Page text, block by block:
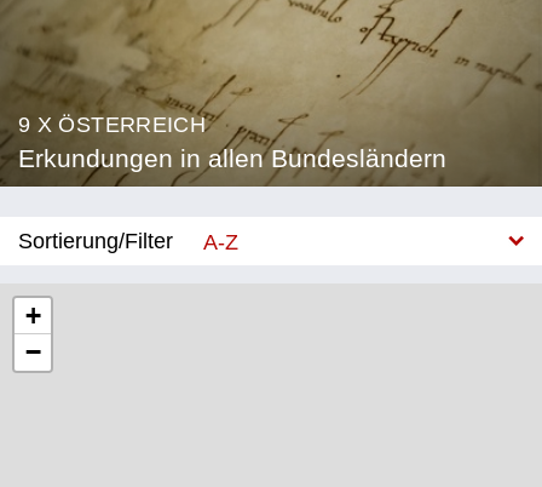
9 X ÖSTERREICH
Erkundungen in allen Bundesländern
Sortierung/Filter
A-Z
+
−